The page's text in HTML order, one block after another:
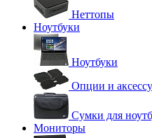
Неттопы
Ноутбуки
Ноутбуки
Опции и
Сумки для
Мониторы